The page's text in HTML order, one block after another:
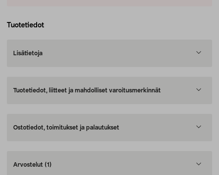
Tuotetiedot
Lisätietoja
Tuotetiedot, liitteet ja mahdolliset varoitusmerkinnät
Ostotiedot, toimitukset ja palautukset
Arvostelut (1)